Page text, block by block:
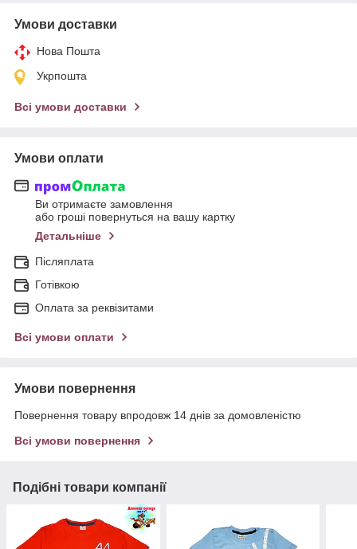
Умови доставки
Нова Пошта
Укрпошта
Всі умови доставки
Умови оплати
Ви отримаєте замовлення
або гроші повернуться на вашу картку
Детальніше
Післяплата
Готівкою
Оплата за реквізитами
Всі умови оплати
Умови повернення
Повернення товару впродовж 14 днів за домовленістю
Всі умови повернення
Подібні товари компанії